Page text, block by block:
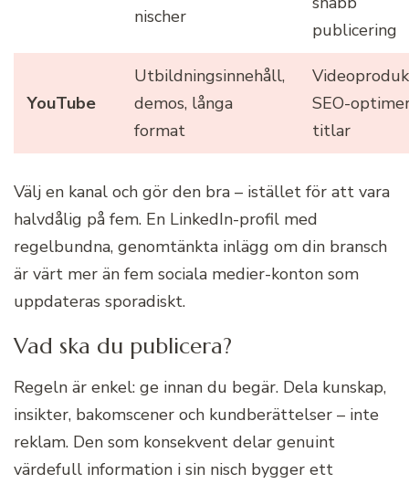
nischer
publicering
YouTube
Utbildningsinnehåll,
demos, långa
format
SEO-
titlar
Välj en kanal och gör den bra – istället för att vara
halvdålig på fem. En LinkedIn-profil med
regelbundna, genomtänkta inlägg om din bransch
är värt mer än fem sociala medier-konton som
uppdateras sporadiskt.
Vad ska du publicera?
Regeln är enkel: ge innan du begär. Dela kunskap,
insikter, bakomscener och kundberättelser – inte
reklam. Den som konsekvent delar genuint
värdefull information i sin nisch bygger ett